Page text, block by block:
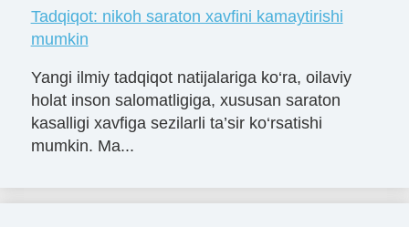
Tadqiqot: nikoh saraton xavfini kamaytirishi
mumkin
Yangi ilmiy tadqiqot natijalariga ko‘ra, oilaviy
holat inson salomatligiga, xususan saraton
kasalligi xavfiga sezilarli ta’sir ko‘rsatishi
mumkin. Ma...